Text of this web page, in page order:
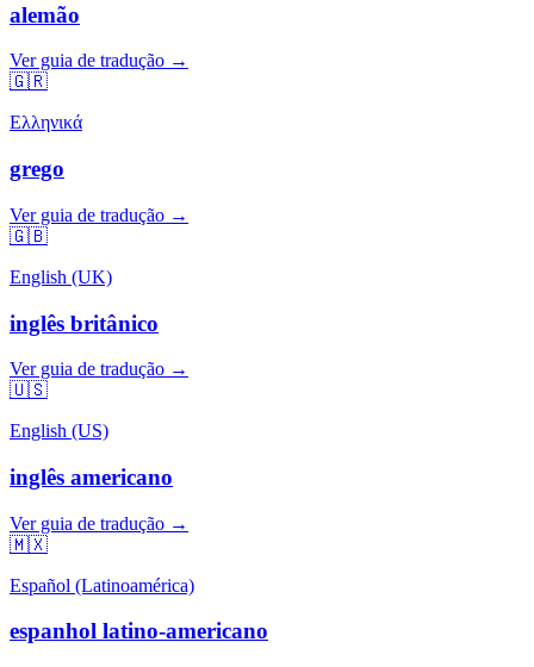
alemão
Ver guia de tradução →
🇬🇷
Ελληνικά
grego
Ver guia de tradução →
🇬🇧
English (UK)
inglês britânico
Ver guia de tradução →
🇺🇸
English (US)
inglês americano
Ver guia de tradução →
🇲🇽
Español (Latinoamérica)
espanhol latino-americano